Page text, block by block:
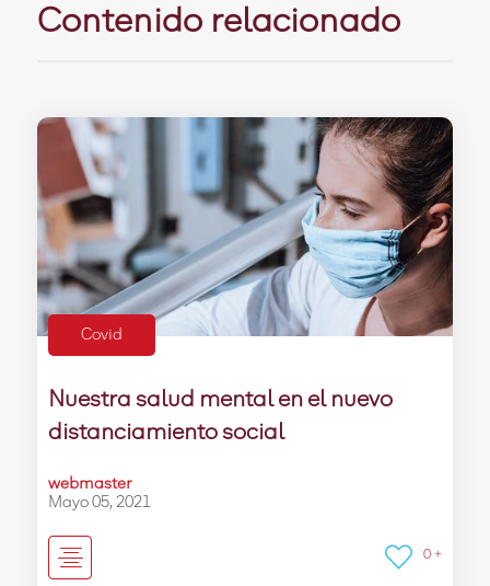
Contenido relacionado
Covid
Nuestra salud mental en el nuevo
distanciamiento social
webmaster
Mayo 05, 2021
0 +